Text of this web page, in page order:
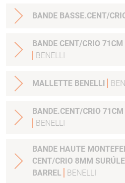
BANDE BASSE.CENT/
BANDE CENT/CRIO
BENELLI
MALLETTE BENELLI
BANDE.CENT/CRIO
BENELLI
BANDE HAUTE
CENT/CRIO 8MM
BARREL
BENELLI